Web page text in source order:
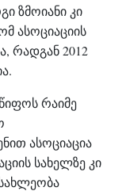
ზმოიანი კი
ასოციაციის
რადგან 2012
რაიმე
ასოციაცია
სახელზე კი